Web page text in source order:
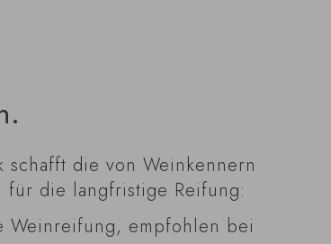
schafft die von Weinkennern
die langfristige Reifung:
Weinreifung, empfohlen bei